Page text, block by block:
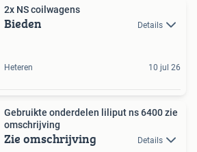
2x NS coilwagens
Bieden Details
Heteren 10 jul 26
Gebruikte onderdelen liliput ns 6400 zie
omschrijving
Zie omschrijving Details